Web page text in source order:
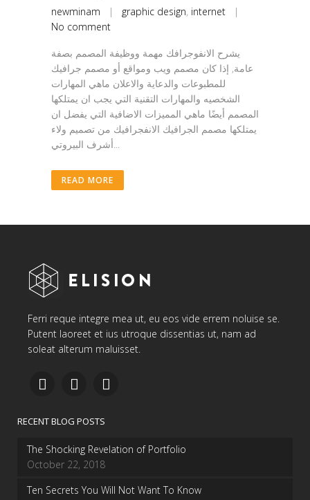
newminam | graphic design, internet |
No comment
يشرح الانفوجرافك مهمة ووظيفة المصمم بصفة
عامة, إذا كان مصمم ويب ومواقع أو مصمم جرافيك
للمطبوعات والدعاية والاعلان ماهي المهارات
الشخصيه والمهارات التقنية التي يجب ان يمتلكها
المصمم أيضًا ماهي المميزات الاضافية التي يفضل ان
يمتلكها مصمم الجرافيك الانفجرافيك من تصميم ولاء
أشرف البيروتي...
READ MORE
Ferri reque integre mea ut, eu eos vide errem noluise se.
Putent laoreet et ius utroque dissentias ut, nam ad
soleat alterum maluisset.
RECENT BLOG POSTS
The Shocking Revelation of Portfolio
October 22, 2018
Ten Secrets You Will Not Want To Know